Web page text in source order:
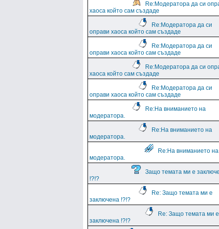
Re:Модератора да си
хаоса който сам създаде
Re:Модератора да си
оправи хаоса който сам създаде
Re:Модератора да си
оправи хаоса който сам създаде
Re:Модератора да си
хаоса който сам създаде
Re:Модератора да си
оправи хаоса който сам създаде
Re:На вниманието на
модератора.
Re:На вниманието на
модератора.
Re:На вниманието на
модератора.
Защо темата ми е
!?!?
Re: Защо темата ми е
заключена !?!?
Re: Защо темата ми е
заключена !?!?